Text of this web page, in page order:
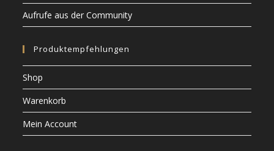
Aufrufe aus der Community
Produktempfehlungen
Shop
Warenkorb
Mein Account